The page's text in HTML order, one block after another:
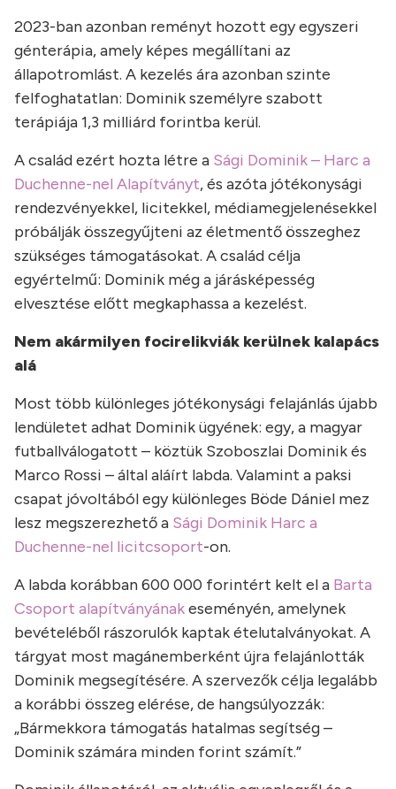
2023-ban azonban reményt hozott egy egyszeri
génterápia, amely képes megállítani az
állapotromlást. A kezelés ára azonban szinte
felfoghatatlan: Dominik személyre szabott
terápiája 1,3 milliárd forintba kerül.
A család ezért hozta létre a Sági Dominik – Harc a
Duchenne-nel Alapítványt, és azóta jótékonysági
rendezvényekkel, licitekkel, médiamegjelenésekkel
próbálják összegyűjteni az életmentő összeghez
szükséges támogatásokat. A család célja
egyértelmű: Dominik még a járásképesség
elvesztése előtt megkaphassa a kezelést.
Nem akármilyen focirelikviák kerülnek kalapács
alá
Most több különleges jótékonysági felajánlás újabb
lendületet adhat Dominik ügyének: egy, a magyar
futballválogatott – köztük Szoboszlai Dominik és
Marco Rossi – által aláírt labda. Valamint a paksi
csapat jóvoltából egy különleges Böde Dániel mez
lesz megszerezhető a Sági Dominik Harc a
Duchenne-nel licitcsoport-on.
A labda korábban 600 000 forintért kelt el a Barta
Csoport alapítványánakeseményén, amelynek
bevételéből rászorulók kaptak ételutalványokat. A
tárgyat most magánemberként újra felajánlották
Dominik megsegítésére. A szervezők célja legalább
a korábbi összeg elérése, de hangsúlyozzák:
„Bármekkora támogatás hatalmas segítség –
Dominik számára minden forint számít.”